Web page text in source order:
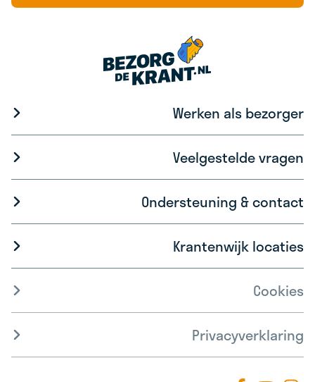
Werken als bezorger
Veelgestelde vragen
Ondersteuning & contact
Krantenwijk locaties
Cookies
Privacyverklaring